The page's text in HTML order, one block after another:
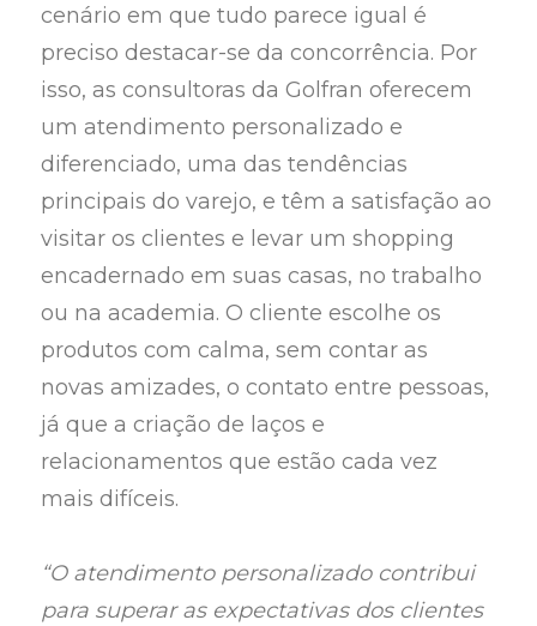
cenário em que tudo parece igual é
preciso destacar-se da concorrência. Por
isso, as consultoras da Golfran oferecem
um atendimento personalizado e
diferenciado, uma das tendências
principais do varejo, e têm a satisfação ao
visitar os clientes e levar um shopping
encadernado em suas casas, no trabalho
ou na academia. O cliente escolhe os
produtos com calma, sem contar as
novas amizades, o contato entre pessoas,
já que a criação de laços e
relacionamentos que estão cada vez
mais difíceis.
“O atendimento personalizado contribui
para superar as expectativas dos clientes